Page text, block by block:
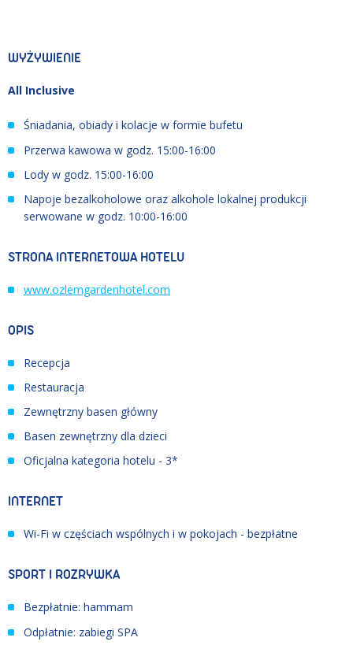
WYŻYWIENIE
All Inclusive
Śniadania, obiady i kolacje w formie bufetu
Przerwa kawowa w godz. 15:00-16:00
Lody w godz. 15:00-16:00
Napoje bezalkoholowe oraz alkohole lokalnej produkcji
serwowane w godz. 10:00-16:00
STRONA INTERNETOWA HOTELU
www.ozlemgardenhotel.com
OPIS
Recepcja
Restauracja
Zewnętrzny basen główny
Basen zewnętrzny dla dzieci
Oficjalna kategoria hotelu - 3*
INTERNET
Wi-Fi w częściach wspólnych i w pokojach - bezpłatne
SPORT I ROZRYWKA
Bezpłatnie: hammam
Odpłatnie: zabiegi SPA